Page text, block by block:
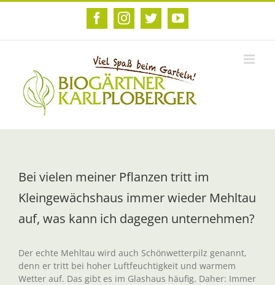
Zum
FacebookInstagram
TwitterYouTube
Bei vielen meiner Pflanzen tritt im
Kleingewächshaus immer wieder Mehltau
auf, was kann ich dagegen unternehmen?
Der echte Mehltau wird auch Schönwetterpilz genannt,
denn er tritt bei hoher Luftfeuchtigkeit und warmem
Wetter auf. Das gibt es im Glashaus häufig. Daher: Immer